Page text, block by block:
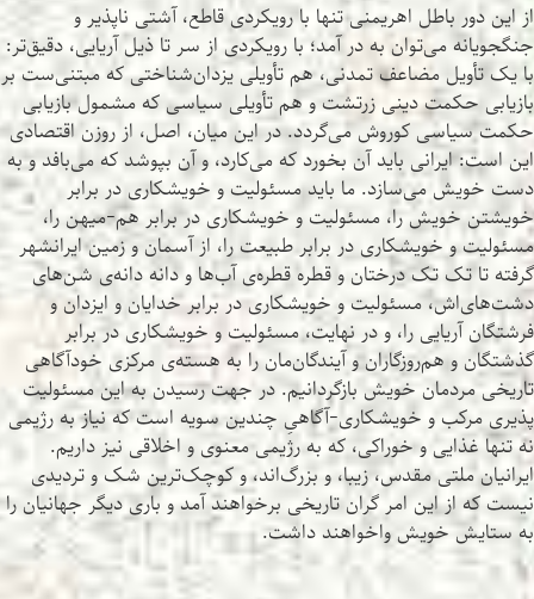
از این دور باطل اهریمنی تنها با رویکردی قاطع، آشتی ناپذیر و
جنگجویانه می‌توان به در آمد؛ با رویکردی از سر تا ذیل آریایی، دقیق‌تر:
با یک تأویل مضاعف تمدنی، هم تأویلی یزدان‌شناختی که مبتنی‌ست بر
بازیابی حکمت دینی زرتشت و هم تأویلی سیاسی که مشمول بازیابی
حکمت سیاسی کوروش می‌گردد. در این میان، اصل، از روزن اقتصادی
این است: ایرانی باید آن بخورد که می‌کارد، و آن بپوشد که می‌بافد و به
دست خویش می‌سازد. ما باید مسئولیت و خویشکاری در برابر
خویشتن خویش را، مسئولیت و خویشکاری در برابر هم-میهن را،
مسئولیت و خویشکاری در برابر طبیعت را، از آسمان و زمین ایرانشهر
گرفته تا تک تک درختان و قطره قطره‌ی آب‌ها و دانه دانه‌ی شن‌های
دشت‌های‌اش، مسئولیت و خویشکاری در برابر خدایان و ایزدان و
فرشتگان آریایی را، و در نهایت، مسئولیت و خویشکاری در برابر
گذشتگان و هم‌روزگاران و آیندگان‌مان را به هسته‌ی مرکزی خودآگاهی
تاریخی مردمان خویش بازگردانیم. در جهت رسیدن به این مسئولیت
پذیری مرکب و خویشکاری-آگاهیِ چندین سویه است که نیاز به رژیمی
نه تنها غذایی و خوراکی، که به رژیمی معنوی و اخلاقی نیز داریم.
ایرانیان ملتی مقدس، زیبا، و بزرگ‌اند، و کوچک‌ترین شک و تردیدی
نیست که از این امر گران تاریخی برخواهند آمد و باری دیگر جهانیان را
به ستایش خویش واخواهند داشت.